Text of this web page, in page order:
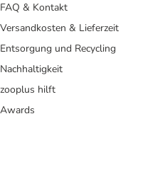
FAQ & Kontakt
Versandkosten & Lieferzeit
Entsorgung und Recycling
Nachhaltigkeit
zooplus hilft
Awards